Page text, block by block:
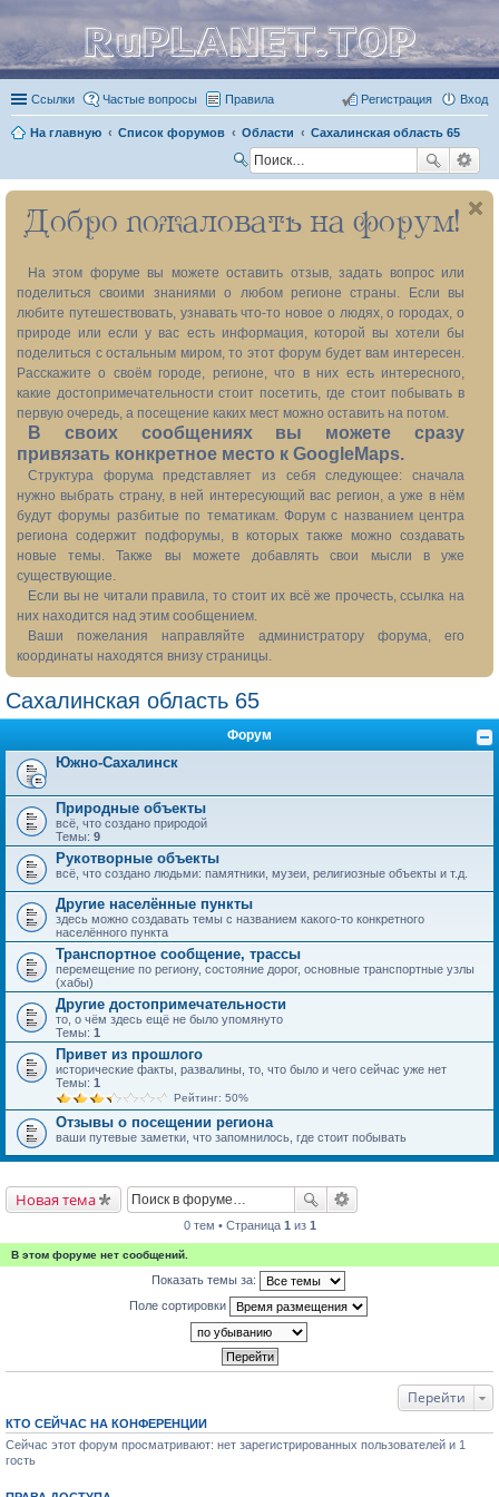
RuPLANET.TOP
Ссылки Частые вопросы Правила Вход
Регистрация
На главную Список форумов Области Сахалинская область 65
ск
Добро пожаловать на форум!
На этом форуме вы можете оставить отзыв, задать вопрос или
поделиться своими знаниями о любом регионе страны. Если вы
любите путешествовать, узнавать что-то новое о людях, о городах, о
природе или если у вас есть информация, которой вы хотели бы
поделиться с остальным миром, то этот форум будет вам интересен.
Расскажите о своём городе, регионе, что в них есть интересного,
какие достопримечательности стоит посетить, где стоит побывать в
первую очередь, а посещение каких мест можно оставить на потом.
В своих сообщениях вы можете сразу
привязать конкретное место к GoogleMaps.
Структура форума представляет из себя следующее: сначала
нужно выбрать страну, в ней интересующий вас регион, а уже в нём
будут форумы разбитые по тематикам. Форум с названием центра
региона содержит подфорумы, в которых также можно создавать
новые темы. Также вы можете добавлять свои мысли в уже
существующие.
Если вы не читали правила, то стоит их всё же прочесть, ссылка на
них находится над этим сообщением.
Ваши пожелания направляйте администратору форума, его
координаты находятся внизу страницы.
Сахалинская область 65
Форум
Южно-Сахалинск
Природные объекты
всё, что создано природой
Темы: 9
Рукотворные объекты
всё, что создано людьми: памятники, музеи, религиозные объекты и т.д.
Другие населённые пункты
здесь можно создавать темы с названием какого-то конкретного
населённого пункта
Транспортное сообщение, трассы
перемещение по региону, состояние дорог, основные транспортные узлы
(хабы)
Другие достопримечательности
то, о чём здесь ещё не было упомянуто
Темы: 1
Привет из прошлого
исторические факты, развалины, то, что было и чего сейчас уже нет
Темы: 1
Рейтинг: 50%
Отзывы о посещении региона
ваши путевые заметки, что запомнилось, где стоит побывать
Новая тема
0 тем • Страница 1 из 1
В этом форуме нет сообщений.
Показать темы за:
Поле сортировки
Перейти
КТО СЕЙЧАС НА КОНФЕРЕНЦИИ
Сейчас этот форум просматривают: нет зарегистрированных пользователей и 1
гость